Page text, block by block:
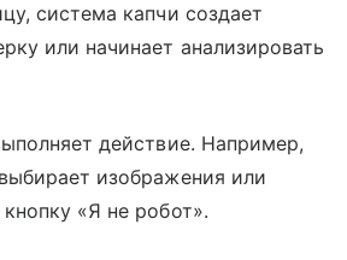
система капчи создает
или начинает анализировать
действие. Например,
изображения или
«Я не робот».